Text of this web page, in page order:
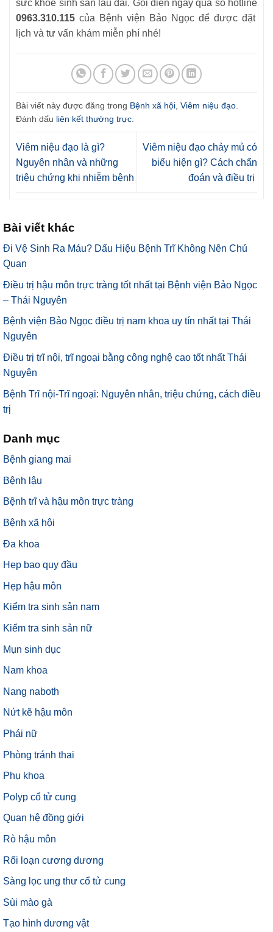
sức khỏe sinh sản lâu dài. Gọi điện ngay qua số hotline
0963.310.115 của Bệnh viện Bảo Ngọc để được đặt
lịch và tư vấn khám miễn phí nhé!
Bài viết này được đăng trong Bệnh xã hội, Viêm niệu đạo.
Đánh dấu liên kết thường trực.
Viêm niệu đạo là gì?
Nguyên nhân và những
triệu chứng khi nhiễm bệnh
Viêm niệu đạo chảy mủ có
biểu hiện gì? Cách chẩn
đoán và điều trị
Bài viết khác
Đi Vệ Sinh Ra Máu? Dấu Hiệu Bệnh Trĩ Không Nên Chủ
Quan
Điều trị hậu môn trực tràng tốt nhất tại Bệnh viện Bảo Ngọc
– Thái Nguyên
Bệnh viện Bảo Ngọc điều trị nam khoa uy tín nhất tại Thái
Nguyên
Điều trị trĩ nội, trĩ ngoại bằng công nghệ cao tốt nhất Thái
Nguyên
Bệnh Trĩ nội-Trĩ ngoại: Nguyên nhân, triệu chứng, cách điều
trị
Danh mục
Bệnh giang mai
Bệnh lậu
Bệnh trĩ và hậu môn trực tràng
Bệnh xã hội
Đa khoa
Hẹp bao quy đầu
Hẹp hậu môn
Kiểm tra sinh sản nam
Kiểm tra sinh sản nữ
Mụn sinh dục
Nam khoa
Nang naboth
Nứt kẽ hậu môn
Phái nữ
Phòng tránh thai
Phụ khoa
Polyp cổ tử cung
Quan hệ đồng giới
Rò hậu môn
Rối loạn cương dương
Sàng lọc ung thư cổ tử cung
Sùi mào gà
Tạo hình dương vật